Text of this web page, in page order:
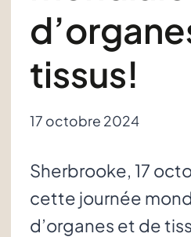
tissus!
17 octobre 2024
Sherbrooke, 17
cette journée
d’organes et de